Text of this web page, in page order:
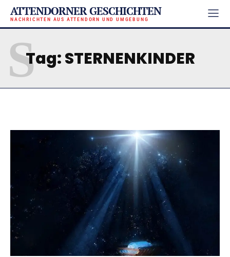
ATTENDORNER GESCHICHTEN
NACHRICHTEN AUS ATTENDORN UND UMGEBUNG
Tag:STERNENKINDER
S